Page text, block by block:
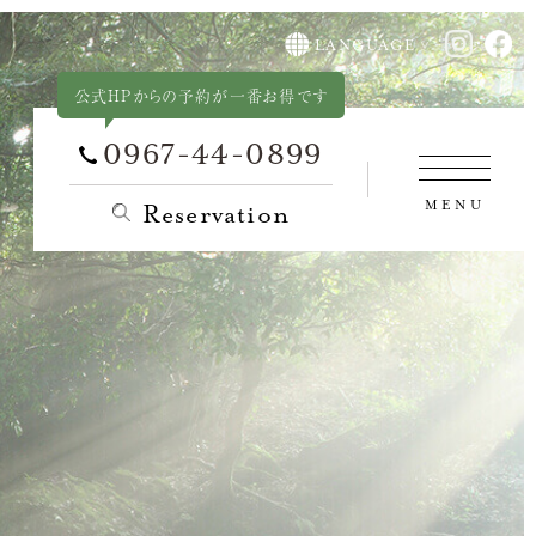
公式HPからの予約が一番お得です
0967-44-0899
Reservation MENU